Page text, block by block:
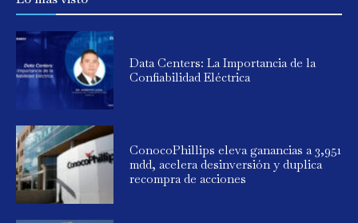
Data Centers: La Importancia de la
Confiabilidad Eléctrica
ConocoPhillips eleva ganancias a 3,951
mdd, acelera desinversión y duplica
recompra de acciones